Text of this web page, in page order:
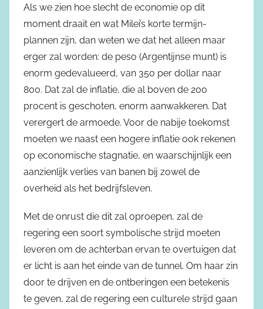
Als we zien hoe slecht de economie op dit
moment draait en wat Milei’s korte termijn-
plannen zijn, dan weten we dat het alleen maar
erger zal worden: de peso (Argentijnse munt) is
enorm gedevalueerd, van 350 per dollar naar
800. Dat zal de inflatie, die al boven de 200
procent is geschoten, enorm aanwakkeren. Dat
verergert de armoede. Voor de nabije toekomst
moeten we naast een hogere inflatie ook rekenen
op economische stagnatie, en waarschijnlijk een
aanzienlijk verlies van banen bij zowel de
overheid als het bedrijfsleven.
Met de onrust die dit zal oproepen, zal de
regering een soort symbolische strijd moeten
leveren om de achterban ervan te overtuigen dat
er licht is aan het einde van de tunnel. Om haar zin
door te drijven en de ontberingen een betekenis
te geven, zal de regering een culturele strijd gaan